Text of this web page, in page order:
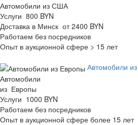
Автомобили из США
Услуги 800 BYN
Доставка в Минск от 2400 BYN
Работаем без посредников
Опыт в аукционной сфере > 15 лет
Автомобили
Автомобили
из Европы
Услуги 1000 BYN
Работаем без посредников
Опыт в аукционной сфере более 15 лет